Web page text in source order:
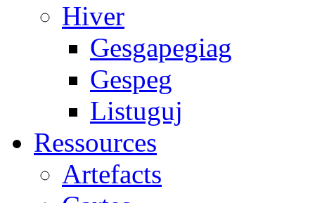
Hiver
Gesgapegiag
Gespeg
Listuguj
Ressources
Artefacts